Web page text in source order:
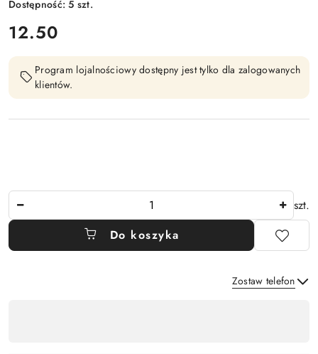
Dostępność:5 szt.
cena:
12.50
Program lojalnościowy dostępny jest tylko dla zalogowanych
klientów.
szt.
Do koszyka
Zostaw telefon
płatność